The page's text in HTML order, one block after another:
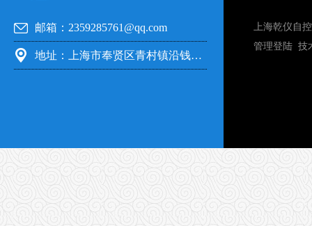
邮箱：2359285761@qq.com
地址：上海市奉贤区青村镇沿钱公路351号
上海乾仪自
管理登陆 技